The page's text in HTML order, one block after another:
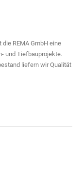
REMA GmbH eine
und Tiefbauprojekte.
liefern wir Qualität